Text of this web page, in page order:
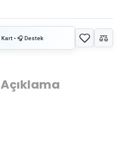
Açıklama